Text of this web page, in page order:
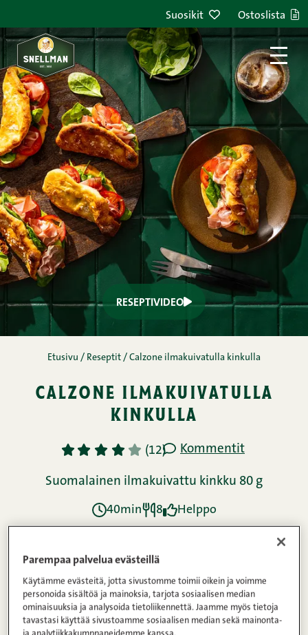
Suosikit Ostoslista
kinkulla: ohje videoina
Parempaa palvelua evästeillä
Käytämme evästeitä, jotta sivustomme toimii oikein ja voimme
personoida sisältöä ja mainoksia, tarjota sosiaalisen median
ominaisuuksia ja analysoida tietoliikennettä. Jaamme myös tietoja
tavastasi käyttää sivustoamme sosiaalisen median sekä mainonta-